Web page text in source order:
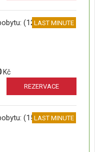
(12 dní)
LAST MINUTE
Kč
REZERVACE
(15 dní)
LAST MINUTE